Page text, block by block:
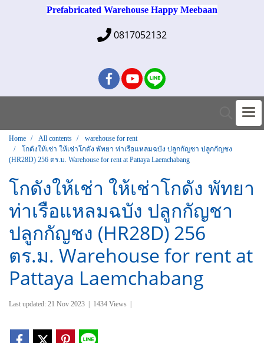
Prefabricated Warehouse Happy Meebaan
0817052132
Home All contents
warehouse for rent
โกดังให้เช่า ให้เช่าโกดัง พัทยา ท่าเรือแหลมฉบัง ปลูกกัญชา ปลูกกัญชง
(HR28D) 256 ตร.ม. Warehouse for rent at Pattaya Laemchabang
โกดังให้เช่า ให้เช่าโกดัง พัทยา
ท่าเรือแหลมฉบัง ปลูกกัญชา
ปลูกกัญชง (HR28D) 256
ตร.ม. Warehouse for rent at
Pattaya Laemchabang
Last updated: 21 Nov 2023 1434 Views